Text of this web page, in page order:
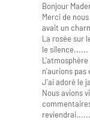
Bonjour
Merci de
avait un
La rosée sur
le silence......
n'aurions pas
J'ai adoré le
Nous avions